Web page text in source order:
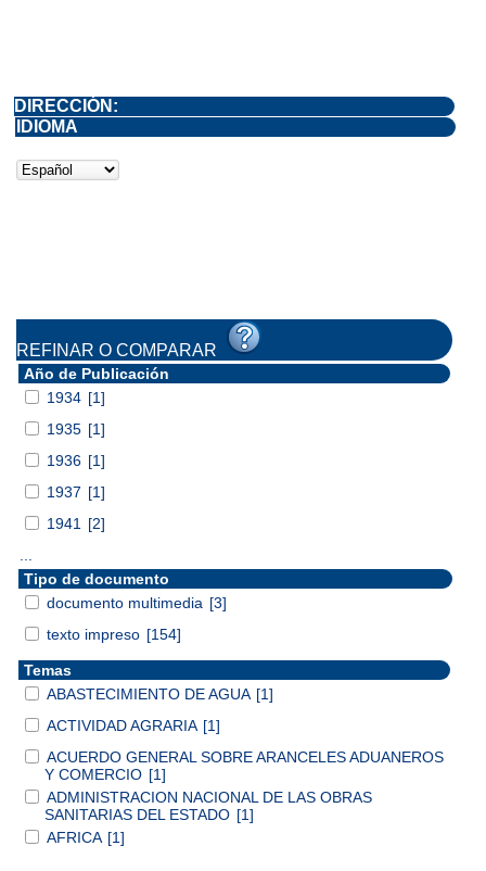
DIRECCIÓN:
IDIOMA
REFINAR O COMPARAR
Año de Publicación
1934 [1]
1935 [1]
1936 [1]
1937 [1]
1941
[2]
Tipo de documento
documento multimedia [3]
texto impreso [154]
Temas
ABASTECIMIENTO DE AGUA [1]
ACTIVIDAD AGRARIA [1]
ACUERDO GENERAL SOBRE ARANCELES ADUANEROS
Y COMERCIO [1]
ADMINISTRACION NACIONAL DE LAS OBRAS
SANITARIAS DEL ESTADO [1]
AFRICA [1]